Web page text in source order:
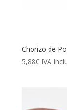
Chorizo de
5,88€ IVA